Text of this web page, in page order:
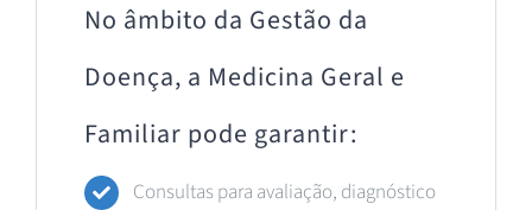
No âmbito da Gestão da
Doença, a Medicina Geral e
Familiar pode garantir:
Consultas para avaliação, diagnóstico